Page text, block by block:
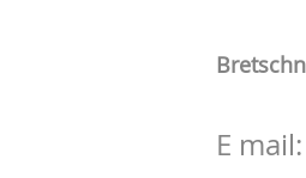
E mail: